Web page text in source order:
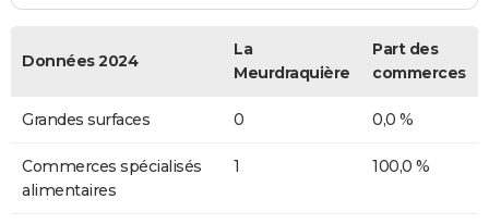
Données 2024
La
Meurdraquière
Part des
commerces
Grandes surfaces 0 0,0 %
Commerces spécialisés
alimentaires
1 100,0 %